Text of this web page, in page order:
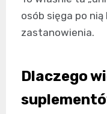
osób sięga po
zastanowienia.
Dlaczego